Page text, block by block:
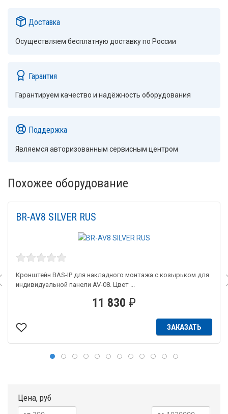
Доставка
Осуществляем бесплатную доставку по России
Гарантия
Гарантируем качество и надёжность оборудования
Поддержка
Являемся авторизованным сервисным центром
Похожее оборудование
BR-AV8 SILVER RUS
Кронштейн BAS-IP для накладного монтажа с козырьком для
индивидуальной панели AV-08. Цвет ...
11 830 ₽
ЗАКАЗАТЬ
Цена, руб